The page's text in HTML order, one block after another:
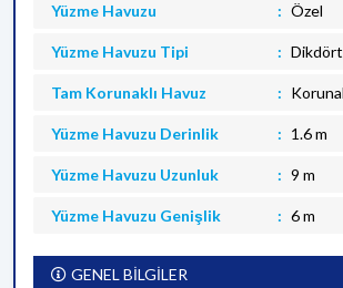
Yüzme Havuzu Özel
Yüzme Havuzu Tipi
Tam Korunaklı Havuz
Yüzme Havuzu Derinlik 1.6 m
Yüzme Havuzu Uzunluk 9 m
Yüzme Havuzu Genişlik 6 m
GENEL BİLGİLER